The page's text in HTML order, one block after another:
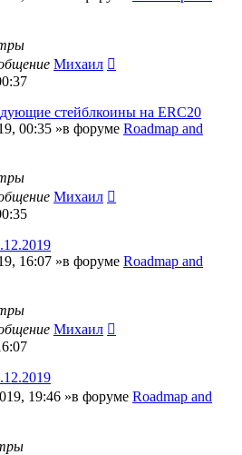
Михаил
стейблкоины на ERC20
00:35 »в форуме Roadmap and
Михаил
16:07 »в форуме Roadmap and
Михаил
19:46 »в форуме Roadmap and